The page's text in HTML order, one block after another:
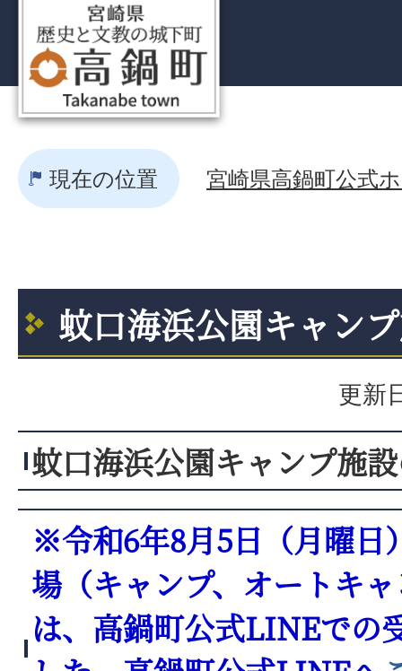
現在の位置 宮崎県高鍋町公式
蚊口海浜公園キャン
更新
蚊口海浜公園キャンプ施
※令和6年8月5日（月曜日
場（キャンプ、オートキ
は、高鍋町公式LINEでの